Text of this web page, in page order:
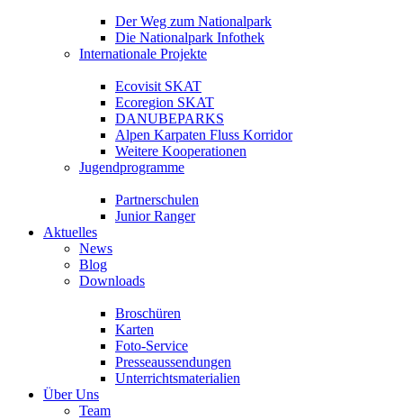
Der Weg zum Nationalpark
Die Nationalpark Infothek
Internationale Projekte
Ecovisit SKAT
Ecoregion SKAT
DANUBEPARKS
Alpen Karpaten Fluss Korridor
Weitere Kooperationen
Jugendprogramme
Partnerschulen
Junior Ranger
Aktuelles
News
Blog
Downloads
Broschüren
Karten
Foto-Service
Presseaussendungen
Unterrichtsmaterialien
Über Uns
Team